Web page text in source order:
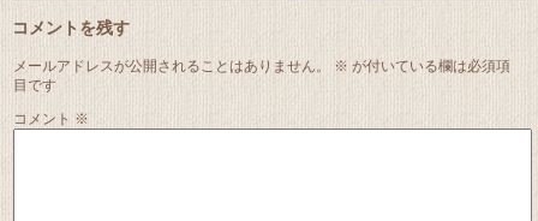
コメントを残す
メールアドレスが公開されることはありません。 ※ が付いている欄は必須項
目です
コメント ※